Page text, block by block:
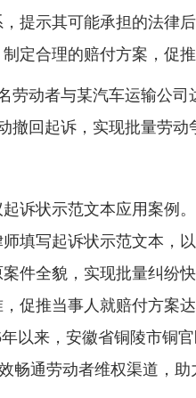
提示其可能承担的法律
定合理的赔付方案，促
动者与某汽车运输公司
撤回起诉，实现批量劳动
状示范文本应用案例。
填写起诉状示范文本，
件全貌，实现批量纠纷
促推当事人就赔付方案
年以来，安徽省铜陵市铜
畅通劳动者维权渠道，